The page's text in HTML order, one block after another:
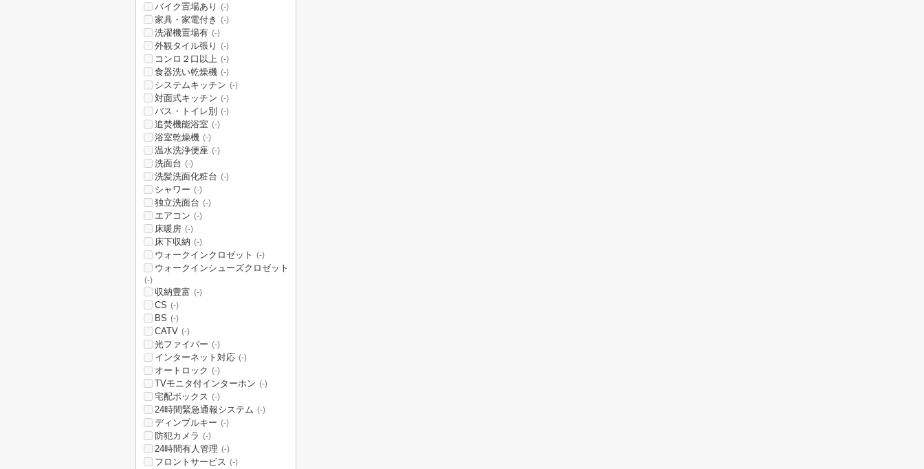
バイク置場あり (-)
家具・家電付き (-)
洗濯機置場有 (-)
外観タイル張り (-)
コンロ２口以上 (-)
食器洗い乾燥機 (-)
システムキッチン (-)
対面式キッチン (-)
バス・トイレ別 (-)
追焚機能浴室 (-)
浴室乾燥機 (-)
温水洗浄便座 (-)
洗面台 (-)
洗髪洗面化粧台 (-)
シャワー (-)
独立洗面台 (-)
エアコン (-)
床暖房 (-)
床下収納 (-)
ウォークインクロゼット (-)
ウォークインシューズクロゼット
(-)
収納豊富 (-)
CS (-)
BS (-)
CATV (-)
光ファイバー (-)
インターネット対応 (-)
オートロック (-)
TVモニタ付インターホン (-)
宅配ボックス (-)
24時間緊急通報システム (-)
ディンプルキー (-)
防犯カメラ (-)
24時間有人管理 (-)
フロントサービス (-)